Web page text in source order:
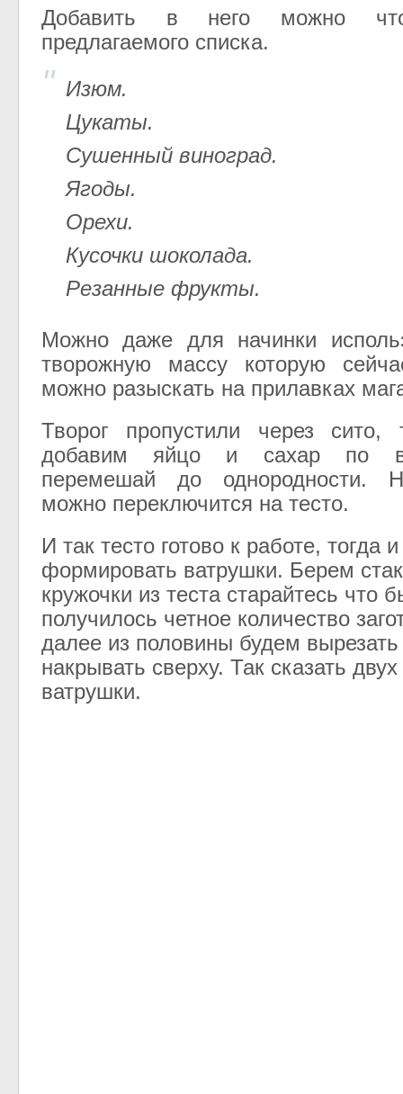
Добавить в него можно
предлагаемого списка.
Изюм.
Цукаты.
Сушенный виноград.
Ягоды.
Орехи.
Кусочки шоколада.
Резанные фрукты.
Можно даже для начинки
творожную массу которую
можно разыскать на прилавках
Творог пропустили через сито,
добавим яйцо и сахар по
перемешай до однородности.
можно переключится на тесто.
И так тесто готово к работе, тогда
формировать ватрушки. Берем
кружочки из теста старайтесь что
получилось четное количество
далее из половины будем вырезать
накрывать сверху. Так сказать
ватрушки.